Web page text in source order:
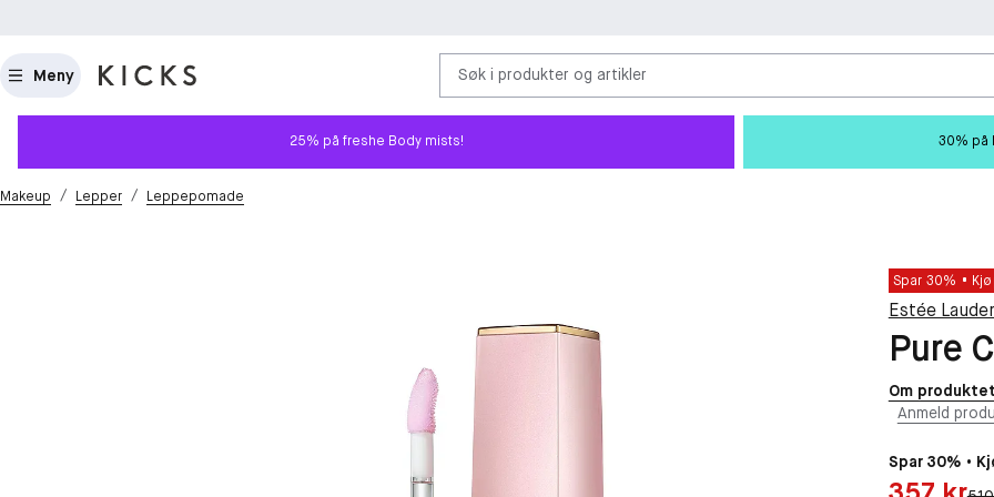
Meny Søk i produkter og artikler
25% på freshe Body mists! 30% på
Makeup / Lepper / Leppepomade
Spar 30%
Estée Lauder
Pure
Om produktet
Anmeld
Spar 30% •
Pris: 357 kr